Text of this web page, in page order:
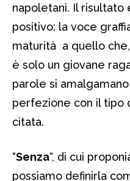
napoletani. Il risultato
positivo: la voce
maturità a quello
è solo un giovane
parole si
perfezione con il tipo
citata.
“Senza“, di cui
possiamo definirla